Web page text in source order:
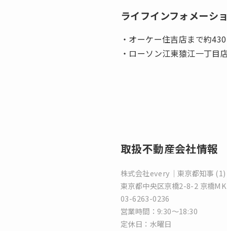
ライフインフォメーシ
・オーケー住吉店まで約
・ローソン江東猿江一丁目
取扱不動産会社情報
株式会社every｜東京都知事
東京都中央区京橋2-8-2 京橋
03-6263-0236
営業時間：9:30～18:30
定休日：水曜日